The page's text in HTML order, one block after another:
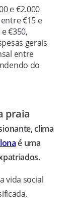
e €2.000
€15 e
€350,
gerais
entre
do
praia
clima
é uma
vida social